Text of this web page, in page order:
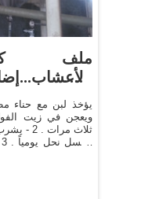
ملف
ويعجن في زيت
ثلاث